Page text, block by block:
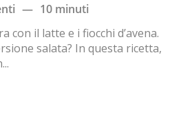
— 10 minuti
con il latte e i fiocchi d’avena.
salata? In questa ricetta,